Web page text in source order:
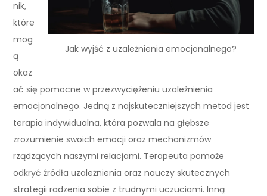
Jak wyjść z uzależnienia emocjonalnego?
nik,
które
mog
ą
okaz
ać się pomocne w przezwyciężeniu uzależnienia
emocjonalnego. Jedną z najskuteczniejszych metod jest
terapia indywidualna, która pozwala na głębsze
zrozumienie swoich emocji oraz mechanizmów
rządzących naszymi relacjami. Terapeuta pomoże
odkryć źródła uzależnienia oraz nauczy skutecznych
strategii radzenia sobie z trudnymi uczuciami. Inną